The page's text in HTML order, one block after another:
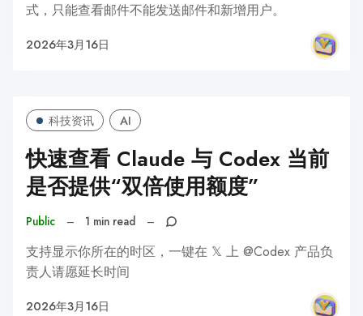
式，只能查看邮件不能发送邮件和新增用户。
2026年3月16日
科技资讯 AI
快速查看 Claude 与 Codex 当前
是否提供“双倍使用额度”
Public – 1 min read –
支持显示你所在的时区，一键在 𝕏 上 @Codex 产品负
责人请愿延长时间
2026年3月16日